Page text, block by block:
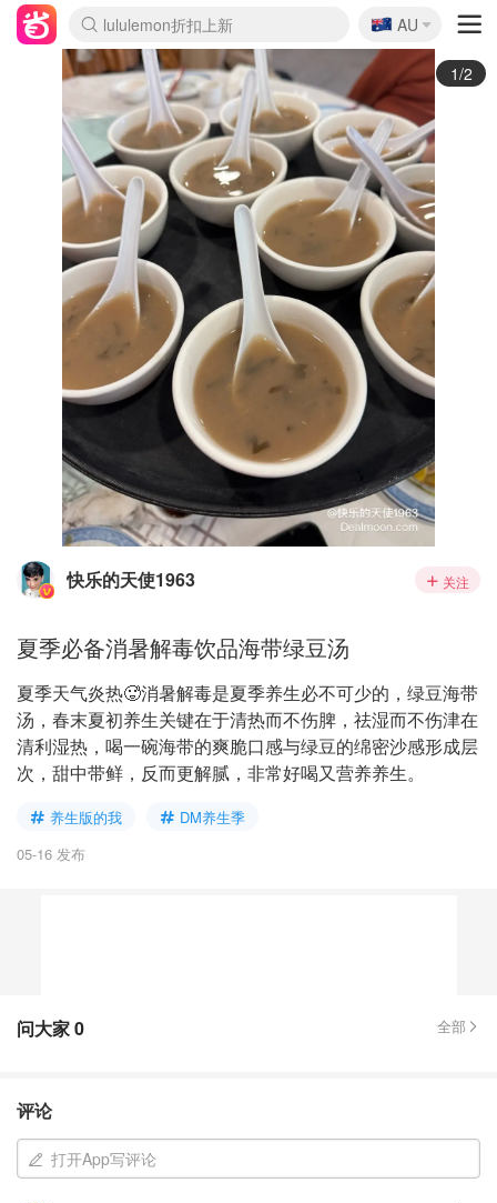
lululemon折扣上新
Sasa美妆护肤3.5折
SSENSE年中2.5折
FreshBeauty好价汇总
Cettire降价+叠9折
WWS Coles超市实拍
viagogo二手票捡漏
Myer折扣汇总
The Outnet奢牌1折起
David Jones 3折起
Flannels大牌1折
Perfumes Club护肤1折
AMIRO面罩$251
Amazon折扣汇总
eToro入金$200送$50
Amazon数码好物
ICONIC本周7.5折
ThedoubleF高奢地板价
Moose Knuckles 6折
EUFY摄像头$98
Selenichast首饰2折
Trip机票酒店促销
YSL送5件彩妆礼
Amazon家居好物
Amazon美妆护肤
雅漾大喷$8
过敏原检测盒$33
科颜氏高保湿面霜$29
SEALIFE海洋馆门票6折
丝塔芙大白罐$16
订阅Newsletter送香薰
Cult Beauty 6.8折
Harrods圣诞日历$525
LN-CC奢牌私促3折
d'Alba空姐喷雾$16
EVE LOM套装£56
Bernardelli独家4折
Adore Beauty 6折起
CT圣诞日历
Mytheresa奢品2.7折
Luxury Escapes 9折
Currentbody美容仪$881
MOON Garden Live
Roborock扫地机$649
Tingo Life水杯$24
Valentino官网5折
CR洗护套装$23
修丽可4件套$159
GANNI官网4.5折
Stylevana韩妆4折
Tessabit高奢8.5折
OGX洗发水$11
Amazon阿德莱德次日达
卡诗8.5折+赠礼
Philips Hue灯具8折
La Mer送8件礼值$529
🇦🇺
AU
2/2
快乐的天使1963 关注
夏季必备消暑解毒饮品海带绿豆汤
夏季天气炎热🥵消暑解毒是夏季养生必不可少的，绿豆海带
汤，春末夏初养生关键在于清热而不伤脾，祛湿而不伤津在
清利湿热，喝一碗海带的‌爽脆口感‌与绿豆的‌绵密沙感‌形成层
次，甜中带鲜，反而更解腻，非常好喝又营养养生。
养生版的我
DM养生季
05-16 发布
问大家0 全部
评论
打开App写评论